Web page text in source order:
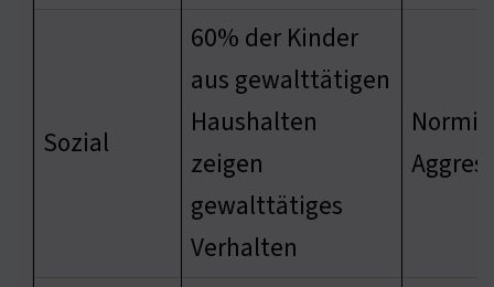
Sozial
60% der Kinder
aus gewalttätigen
Haushalten
zeigen
gewalttätiges
Verhalten